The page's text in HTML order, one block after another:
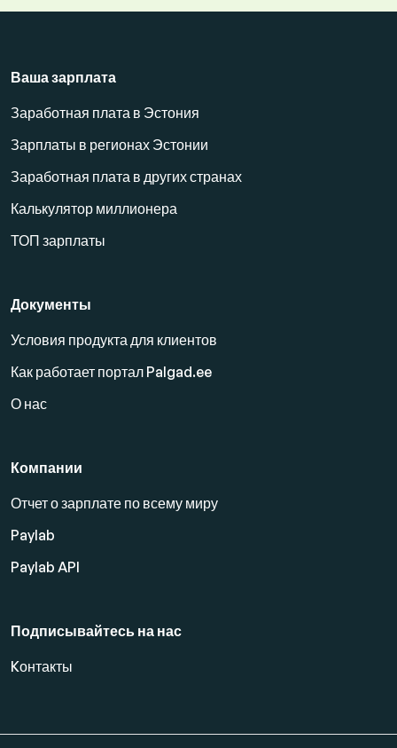
Ваша зарплата
Заработная плата в Эстония
Зарплаты в регионах Эстонии
Заработная плата в других странах
Калькулятор миллионера
ТОП зарплаты
Документы
Условия продукта для клиентов
Как работает портал Palgad.ee
О нас
Компании
Отчет о зарплате по всему миру
Paylab
Paylab API
Подписывайтесь на нас
Kонтакты